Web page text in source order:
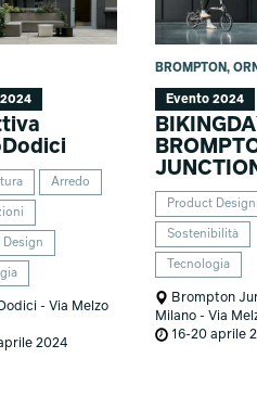
Arredo
Design
- Via Melzo
2024
BROMPTON,
Evento 2024
Product Design
Sostenibilità
Tecnologia
Brompton
Milano - Via
16-20 aprile